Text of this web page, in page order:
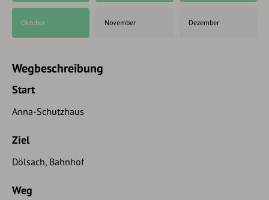
Oktober November Dezember
Wegbeschreibung
Start
Anna-Schutzhaus
Ziel
Dölsach, Bahnhof
Weg